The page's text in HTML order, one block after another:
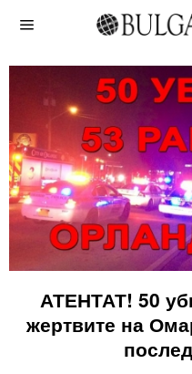
АТЕНТАТ! 50
жертвите на